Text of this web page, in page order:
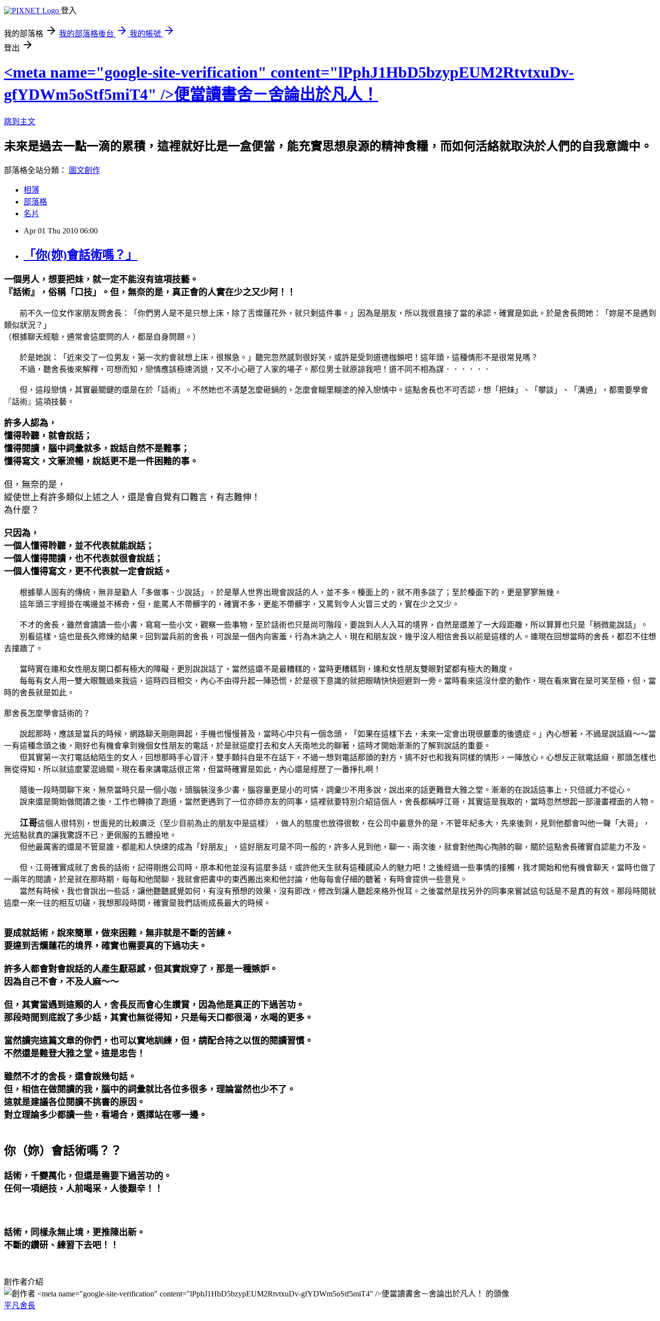
登入
我的部落格 我的部落格後台
我的帳號
登出
<meta name="google-site-verification" content="lPphJ1HbD5bzypEUM2RtvtxuDv-
gfYDWm5oStf5miT4" />便當讀書舍－舍論出於凡人！
跳到主文
未來是過去一點一滴的累積，這裡就好比是一盒便當，能充實思想泉源的精神食糧，而如何活絡就取決於人們的自我意識中。
部落格全站分類： 圖文創作
相簿
部落格
名片
Apr 01 Thu 2010 06:00
「你(妳)會話術嗎？」
一個男人，想要把妹，就一定不能沒有這項技藝。
『話術』，俗稱「口技」。但，無奈的是，真正會的人實在少之又少阿！！
前不久一位女作家朋友問舍長：「你們男人是不是只想上床，除了舌燦蓮花外，就只剩這件事。」因為是朋友，所以我很直接了當的承認，確實是如此。於是舍長問她：「妳是不是遇到
類似狀況？」
（根據聊天經驗，通常會這麼問的人，都是自身問題。）
於是她說：「近來交了一位男友，第一次約會就想上床，很猴急。」聽完忽然感到很好笑，或許是受到道德枷鎖吧！這年頭，這種情形不是很常見嗎？
不過，聽舍長後來解釋，可想而知，戀情應該極速消退，又不小心砸了人家的場子。那位男士就原諒我吧！道不同不相為謀．．．．．．
但，這段戀情，其實最關鍵的還是在於「話術」。不然她也不清楚怎麼砸鍋的，怎麼會糊里糊塗的掉入戀情中。這點舍長也不可否認，想「把妹」、「攀談」、「溝通」，都需要學會
『話術』這項技藝。
許多人認為，
懂得聆聽，就會說話；
懂得閱讀，腦中詞彙就多，說話自然不是難事；
懂得寫文，文筆流暢，說話更不是一件困難的事。
但，無奈的是，
縱使世上有許多類似上述之人，還是會自覺有口難言，有志難伸！
為什麼？
只因為，
一個人懂得聆聽，並不代表就能說話；
一個人懂得閱讀，也不代表就很會說話；
一個人懂得寫文，更不代表就一定會說話。
根據華人固有的傳統，無非是勸人「多做事、少說話」，於是華人世界出現會說話的人，並不多。檯面上的，就不用多談了；至於檯面下的，更是寥寥無幾。
這年頭三字經掛在嘴邊並不稀奇，但，能罵人不帶髒字的，確實不多，更能不帶髒字，又罵到令人火冒三丈的，實在少之又少。
不才的舍長，雖然會讀讀一些小書，寫寫一些小文，觀察一些事物，至於話術也只是尚可階段，要說到人人入耳的境界，自然是還差了一大段距離，所以算算也只是「稍微能說話」。
別看這樣，這也是長久修煉的結果。回到當兵前的舍長，可說是一個內向害羞，行為木訥之人，現在和朋友說，幾乎沒人相信舍長以前是這樣的人。連現在回想當時的舍長，都忍不住想
去撞牆了。
當時實在連和女性朋友開口都有極大的障礙，更別說說話了，當然這還不是最糟糕的，當時更糟糕到，連和女性朋友雙眼對望都有極大的難度。
每每有女人用一雙大眼飄過來我這，這時四目相交，內心不由得升起一陣恐慌，於是很下意識的就把眼睛快快迴避到一旁。當時看來這沒什麼的動作，現在看來實在是可笑至極，但，當
時的舍長就是如此。
那舍長怎麼學會話術的？
說起那時，應該是當兵的時候，網路聊天剛剛興起，手機也慢慢普及，當時心中只有一個念頭，「如果在這樣下去，未來一定會出現很嚴重的後遺症。」內心想著，不過是說話麻～～當
一有這種念頭之後，剛好也有機會拿到幾個女性朋友的電話，於是就這麼打去和女人天南地北的聊著，這時才開始漸漸的了解到說話的重要。
但其實第一次打電話給陌生的女人，回想那時手心冒汗，雙手顫抖自是不在話下，不過一想到電話那頭的對方，搞不好也和我有同樣的情形，一陣放心。心想反正就電話麻，那頭怎樣也
無從得知，所以就這麼蒙混過關。現在看來講電話很正常，但當時確實是如此，內心還是經歷了一番掙扎啊！
隨後一段時間聊下來，無奈當時只是一個小咖，頭腦裝沒多少書，腦容量更是小的可憐，詞彙少不用多說，說出來的話更難登大雅之堂。漸漸的在說話這事上，只倍感力不從心。
說來還是開始做閱讀之後，工作也轉換了跑道，當然更遇到了一位亦師亦友的同事，這裡就要特別介紹這個人，舍長都稱呼江哥，其實這是我取的，當時忽然想起一部漫畫裡面的人物。
江哥這個人很特別，世面見的比較廣泛（至少目前為止的朋友中是這樣），做人的態度也放得很軟，在公司中最意外的是，不管年紀多大，先來後到，見到他都會叫他一聲「大哥」，
光這點就真的讓我驚訝不已，更佩服的五體投地。
但他最厲害的還是不管是誰，都能和人快速的成為「好朋友」，這好朋友可是不同一般的，許多人見到他，聊一、兩次後，就會對他掏心掏肺的聊，關於這點舍長確實自認能力不及。
但，江哥確實成就了舍長的話術，記得剛進公司時，原本和他並沒有這麼多話，或許他天生就有這種感染人的魅力吧！之後經過一些事情的接觸，我才開始和他有機會聊天，當時也做了
一兩年的閱讀，於是就在那時期，每每和他閒聊，我就會把書中的東西搬出來和他討論，他每每會仔細的聽著，有時會提供一些意見。
當然有時候，我也會說出一些話，讓他聽聽感覺如何，有沒有預想的效果，沒有即改，修改到讓人聽起來格外悅耳。之後當然是找另外的同事來嘗試這句話是不是真的有效。那段時間就
這麼一來一往的相互切磋，我想那段時間，確實是我們話術成長最大的時候。
要成就話術，說來簡單，做來困難，無非就是不斷的苦練。
要達到舌爛蓮花的境界，確實也需要真的下過功夫。
許多人都會對會說話的人產生厭惡感，但其實說穿了，那是一種嫉妒。
因為自己不會，不及人麻～～
但，其實當遇到這類的人，舍長反而會心生讚賞，因為他是真正的下過苦功。
那段時間到底說了多少話，其實也無從得知，只是每天口都很渴，水喝的更多。
當然讀完這篇文章的你們，也可以實地訓練，但，請配合持之以恆的閱讀習慣。
不然還是難登大雅之堂。這是忠告！
雖然不才的舍長，還會說幾句話。
但，相信在做閱讀的我，腦中的詞彙就比各位多很多，理論當然也少不了。
這就是建議各位閱讀不挑書的原因。
對立理論多少都讀一些，看場合，選擇站在哪一邊。
你（妳）會話術嗎？？
話術，千變萬化，但還是需要下過苦功的。
任何一項絕技，人前喝采，人後艱辛！！
話術，同樣永無止境，更推陳出新。
不斷的鑽研、練習下去吧！！
創作者介紹
平凡舍長